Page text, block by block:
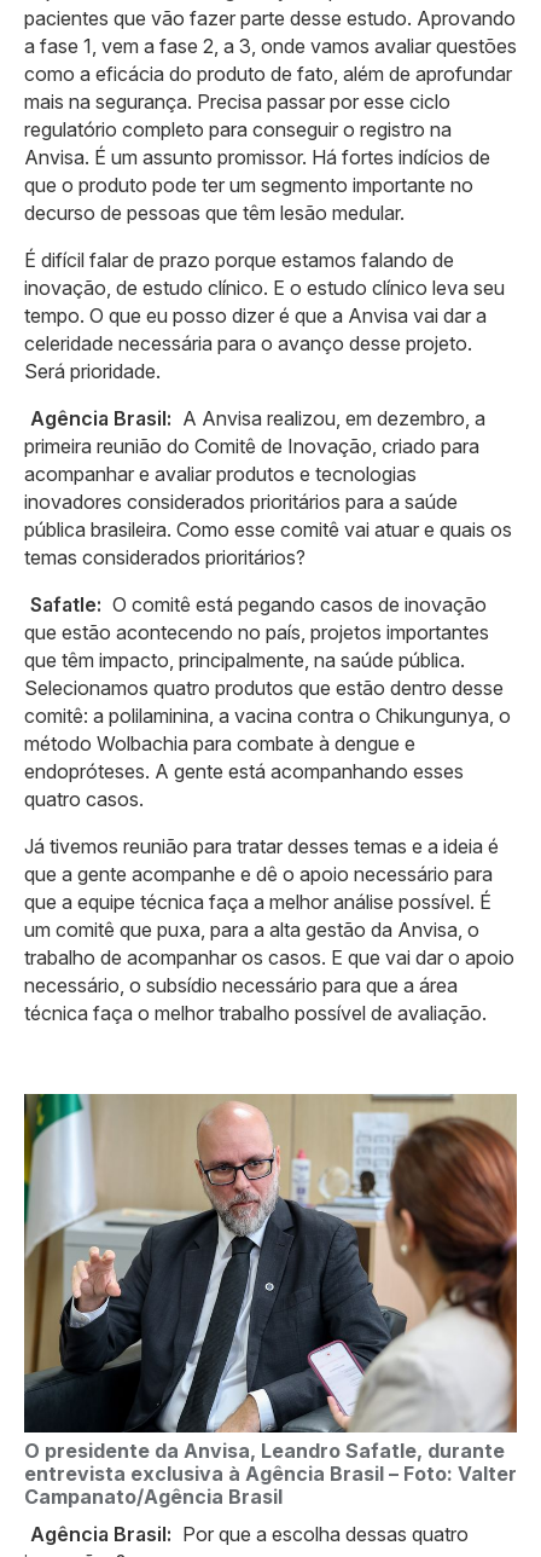
pacientes que vão fazer parte desse estudo. Aprovando
a fase 1, vem a fase 2, a 3, onde vamos avaliar questões
como a eficácia do produto de fato, além de aprofundar
mais na segurança. Precisa passar por esse ciclo
regulatório completo para conseguir o registro na
Anvisa. É um assunto promissor. Há fortes indícios de
que o produto pode ter um segmento importante no
decurso de pessoas que têm lesão medular.
É difícil falar de prazo porque estamos falando de
inovação, de estudo clínico. E o estudo clínico leva seu
tempo. O que eu posso dizer é que a Anvisa vai dar a
celeridade necessária para o avanço desse projeto.
Será prioridade.
Agência Brasil: A Anvisa realizou, em dezembro, a
primeira reunião do Comitê de Inovação, criado para
acompanhar e avaliar produtos e tecnologias
inovadores considerados prioritários para a saúde
pública brasileira. Como esse comitê vai atuar e quais os
temas considerados prioritários?
Safatle: O comitê está pegando casos de inovação
que estão acontecendo no país, projetos importantes
que têm impacto, principalmente, na saúde pública.
Selecionamos quatro produtos que estão dentro desse
comitê: a polilaminina, a vacina contra o Chikungunya, o
método Wolbachia para combate à dengue e
endopróteses. A gente está acompanhando esses
quatro casos.
Já tivemos reunião para tratar desses temas e a ideia é
que a gente acompanhe e dê o apoio necessário para
que a equipe técnica faça a melhor análise possível. É
um comitê que puxa, para a alta gestão da Anvisa, o
trabalho de acompanhar os casos. E que vai dar o apoio
necessário, o subsídio necessário para que a área
técnica faça o melhor trabalho possível de avaliação.
O presidente da Anvisa, Leandro Safatle, durante
entrevista exclusiva à Agência Brasil – Foto: Valter
Campanato/Agência Brasil
Agência Brasil: Por que a escolha dessas quatro